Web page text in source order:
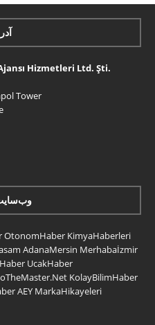
Hizmetleri Ltd. Şti.
Tower
OtonomHaber KimyaHaberleri
AdanaMersin Merhabaİzmir
UcakHaber
KolayBilimHaber
AEY MarkaHikayeleri